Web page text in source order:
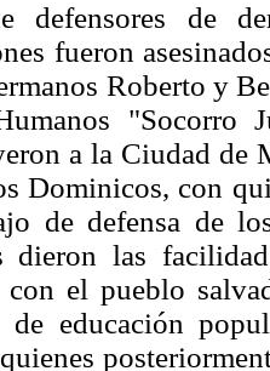
defensores de
fueron
Roberto y
a la Ciudad de
Dominicos, con
de defensa de
dieron las
con el pueblo
de educación